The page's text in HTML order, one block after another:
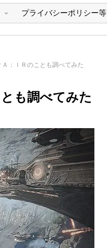
プライバシーポリシー等
：ＩＲのことも調べてみた
も調べてみた